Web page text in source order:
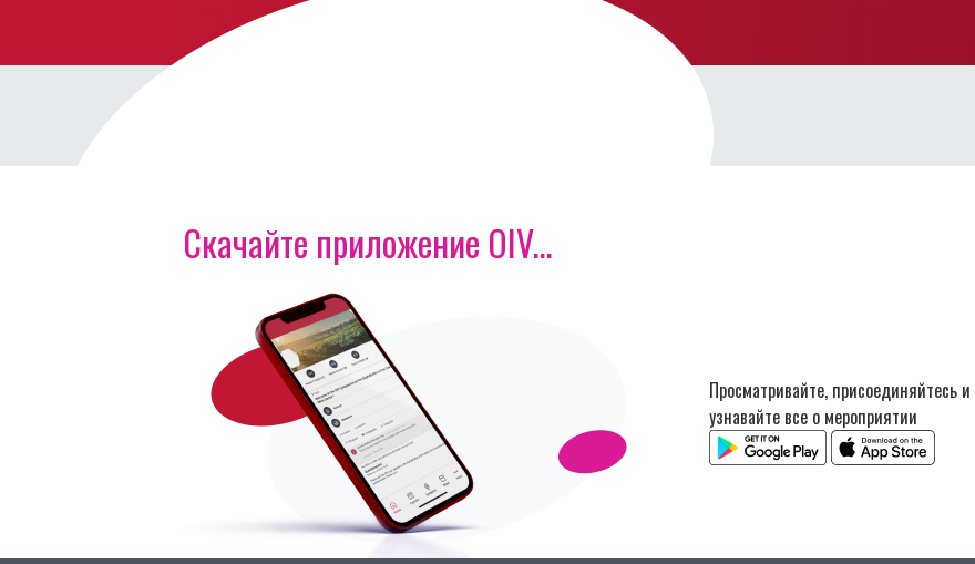
Скачайте приложение OIV...
Просматривайте, присоединяйтесь и
узнавайте все о мероприятии